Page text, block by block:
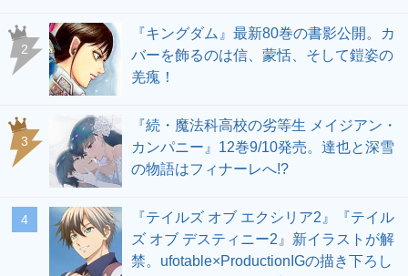
2
『キングダム』最新80巻の書影公開。カ
バーを飾るのは信、蒙恬、そして鎧姿の
羌瘣！
3
『続・魔法科高校の劣等生 メイジアン・
カンパニー』12巻9/10発売。達也と深雪
の物語はフィナーレへ!?
4
『テイルズ オブ エクシリア2』『テイル
ズ オブ デスティニー2』新イラストが解
禁。ufotable×ProductionIGの描き下ろし